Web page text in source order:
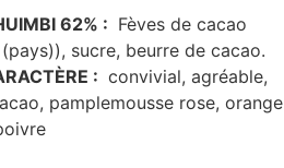
62% : Fèves de cacao
sucre, beurre de cacao.
: convivial, agréable,
pamplemousse rose, orange